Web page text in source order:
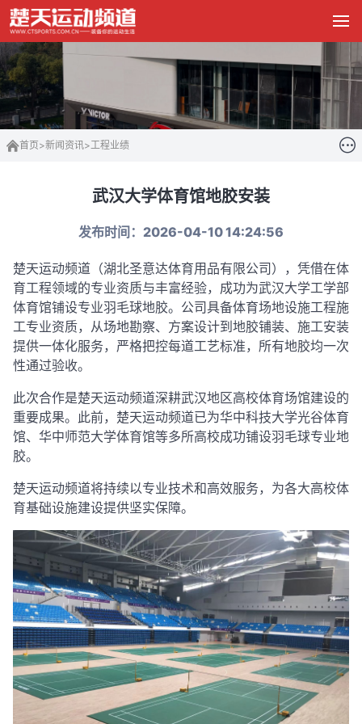
首页>新闻资讯>工程业绩
武汉大学体育馆地胶安装
发布时间：2026-04-10 14:24:56
楚天运动频道（湖北圣意达体育用品有限公司 ） ，凭借在体
育工程领域的专业资质与丰富经验，成功为武汉大学工学部
体育馆铺设专业羽毛球地胶。公司具备体育场地设施工程施
工专业资质，从场地勘察、方案设计到地胶铺装、施工安装
提供一体化服务，严格把控每道工艺标准，所有地胶均一次
性通过验收。
此次合作是楚天运动频道深耕武汉地区高校体育场馆建设的
重要成果。此前，楚天运动频道已为华中科技大学光谷体育
馆、华中师范大学体育馆等多所高校成功铺设羽毛球专业地
胶。
楚天运动频道将持续以专业技术和高效服务，为各大高校体
育基础设施建设提供坚实保障。